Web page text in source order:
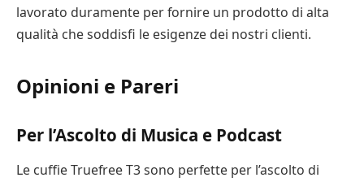
lavorato duramente per fornire un prodotto di alta
qualità che soddisfi le esigenze dei nostri clienti.
Opinioni e Pareri
Per l’Ascolto di Musica e Podcast
Le cuffie Truefree T3 sono perfette per l’ascolto di